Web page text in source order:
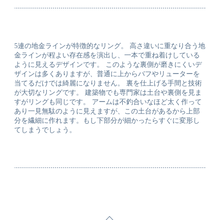
5連の地金ラインが特徴的なリング。 高さ違いに重なり合う地
金ラインが程よい存在感を演出し、一本で重ね着けしている
ように見えるデザインです。 このような裏側が磨きにくいデ
ザインは多くありますが、普通に上からバフやリューターを
当てるだけでは綺麗になりません。 裏を仕上げる手間と技術
が大切なリングです。 建築物でも専門家は土台や裏側を見ま
すがリングも同じです。 アームは不釣合いなほど太く作って
あり一見無駄のように見えますが、この土台があるから上部
分を繊細に作れます。もし下部分が細かったらすぐに変形し
てしまうでしょう。